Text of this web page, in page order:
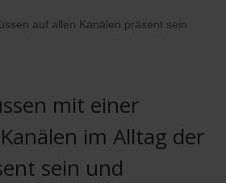
mit einer
im Alltag der
sein und